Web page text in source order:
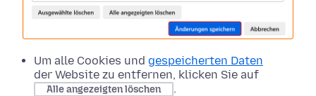
Um alle Cookies und gespeicherten Daten
der Website zu entfernen, klicken Sie auf
Alle angezeigten löschen
.